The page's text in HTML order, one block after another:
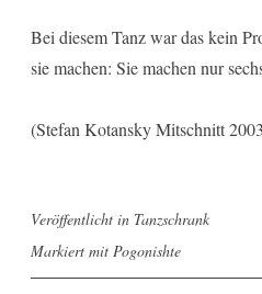
Bei diesem Tanz war das kein
sie machen: Sie machen nur
(Stefan Kotansky Mitschnitt
Veröffentlicht in Tanzschrank
Markiert mit Pogonishte